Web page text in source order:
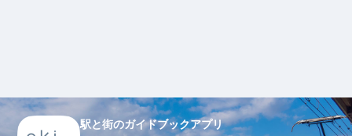
駅と街のガイドブックアプリ